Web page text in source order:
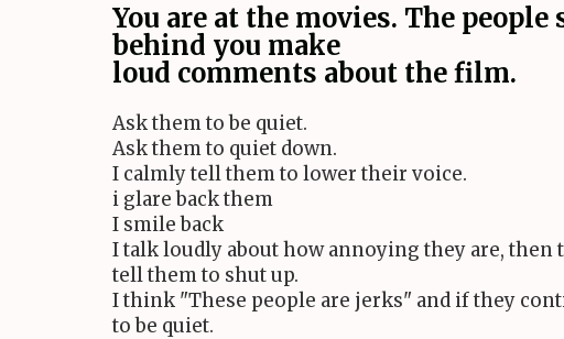
You are at the movies. The
behind you make
loud comments about the film.
Ask them to be quiet.
Ask them to quiet down.
I calmly tell them to lower their voice.
i glare back them
I smile back
I talk loudly about how annoying they are, then
tell them to shut up.
I think "These people are jerks" and if they
to be quiet.